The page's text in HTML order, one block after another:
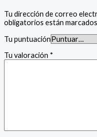
Tu dirección de correo
obligatorios están
Tu puntuación
Tu valoración *